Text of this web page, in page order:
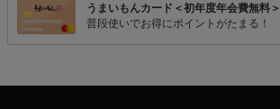
うまいもんカード＜初年度年会費無料＞
普段使いでお得にポイントがたまる！